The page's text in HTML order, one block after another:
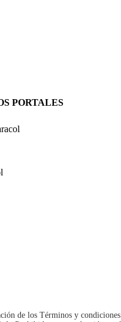
PORTALES
de los Términos y condiciones